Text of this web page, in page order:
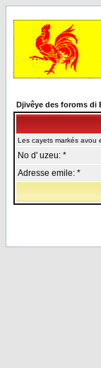
Djivêye des foroms di
Les cayets markés avou
No d' uzeu: *
Adresse emile: *